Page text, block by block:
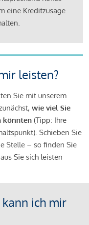
eine Kreditzusage
leisten?
Sie mit unserem
wie viel Sie
könnten (Tipp: Ihre
Schieben Sie
Stelle – so finden Sie
Sie sich leisten
ich mir